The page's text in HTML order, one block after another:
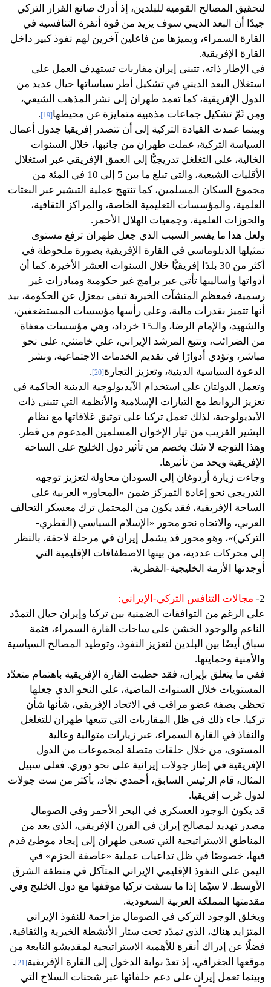
لتحقيق المصالح القومية للبلدين، إذ أدرك صانع القرار التركي
جيدًا أن البعد الديني سوف يزيد من قوة أنقرة التنافسية في
القارة السمراء، ويميزها من فاعلين آخرين لهم نفوذ كبير داخل
القارة الإفريقية.
في الإطار ذاته، تتبنى إيران مقاربات تستهدف العمل على
استغلال البعد الديني في تشكيل أطر سياساتها حيال عديد من
الدول الإفريقية، كما تعمد طهران إلى نشر المذهب الشيعي،
ومِن ثَمّ تشكيل جماعات مذهبية متمايزة عن محيطها [19]
.
وبينما عمدت القيادة التركية إلى أن تتصدر إفريقيا جدول أعمال
السياسة التركية، عملت طهران من جانبها، خلال السنوات
الخالية، على التغلغل تدريجيًّا إلى العمق الإفريقي عبر استغلال
الأقليات الشيعية، والتي تبلغ ما بين 5 إلى 10 في المئة من
مجموع السكان المسلمين، كما تنتهج عملية التبشير عبر البعثات
العلمية، والمؤسسات التعليمية الخاصة، والمراكز الثقافية،
والحوزات العلمية، وجمعيات الهلال الأحمر.
ولعل هذا ما يفسر السبب الذي جعل طهران ترفع مستوى
تمثيلها الدبلوماسي في القارة الإفريقية بصورة ملحوظة في
أكثر من 30 بلدًا إفريقيًّا خلال السنوات العشر الأخيرة. كما أن
أدواتها وأساليبها تأتي عبر برامج غير حكومية ومبادرات غير
رسمية، فمعظم المنشآت الخيرية تبقى بمعزل عن الحكومة، بيد
أنها تتميز بقدرات مالية، وعلى رأسها مؤسسات المستضعفين،
والشهيد، والإمام الرضا، والـ15 خرداد، وهي مؤسسات معفاة
من الضرائب، وتتبع المرشد الإيراني، علي خامنئي، على نحو
مباشر، وتؤدي أدوارًا في تقديم الخدمات الاجتماعية، ونشر
الدعوة السياسية الدينية، وتعزيز التجارة [20]
.
وتعمل الدولتان على استخدام الآيديولوجية الدينية الحاكمة في
تعزيز الروابط مع التيارات الإسلامية والأنظمة التي تتبنى ذات
الآيديولوجية، لذلك تعمل تركيا على توثيق عَلاقاتها مع نظام
البشير القريب من تيار الإخوان المسلمين المدعوم من قطر.
وهذا التوجه لا شك يخصم من تأثير دول الخليج على الساحة
الإفريقية ويحد من تأثيرها.
وجاءت زيارة أردوغان إلى السودان محاولة لتعزيز توجهه
التدريجي نحو إعادة التمركز ضمن «المحاور» العربية على
الساحة الإفريقية، فقد يكون من المحتمل ترك معسكر التحالف
العربي، والاتجاه نحو محور «الإسلام السياسي (القطري-
التركي)»، وهو محور قد يشمل إيران في مرحلة لاحقة، بالنظر
إلى محركات عددية، من بينها الاصطفافات الإقليمية التي
أوجدتها الأزمة الخليجية-القطرية.
2- مجالات التنافس التركي-الإيراني:
على الرغم من التوافقات الضمنية بين تركيا وإيران حيال التمدّد
الناعم والوجود الخشن على ساحات القارة السمراء، فثمة
سباق أيضًا بين البلدين لتعزيز النفوذ، وتوطيد المصالح السياسية
والأمنية وحمايتها.
ففي ما يتعلق بإيران، فقد حظيت القارة الإفريقية باهتمام متعدّد
المستويات خلال السنوات الماضية، على النحو الذي جعلها
تحظى بصفة عضو مراقب في الاتحاد الإفريقي، شأنها شأن
تركيا. جاء ذلك في ظل المقاربات التي تتبعها طهران للتغلغل
والنفاذ في القارة السمراء، عبر زيارات متوالية وعالية
المستوى، من خلال حلقات متصلة لمجموعات من الدول
الإفريقية في إطار جولات إيرانية على نحو دوري. فعلى سبيل
المثال، قام الرئيس السابق، أحمدي نجاد، بأكثر من ست جولات
لدول غرب إفريقيا.
قد يكون الوجود العسكري في البحر الأحمر وفي الصومال
مصدر تهديد لمصالح إيران في القرن الإفريقي، الذي يعد من
المناطق الاستراتيجية التي تسعى طهران إلى إيجاد موطئ قدم
فيها، خصوصًا في ظل تداعيات عملية «عاصفة الحزم» في
اليمن على النفوذ الإقليمي الإيراني المتآكل في منطقة الشرق
الأوسط. لا سيّما إذا ما نسقت تركيا موقفها مع دول الخليج وفي
مقدمتها المملكة العربية السعودية.
ويخلق الوجود التركي في الصومال مزاحمة للنفوذ الإيراني
المتزايد هناك، الذي تمدّد تحت ستار الأنشطة الخيرية والثقافية،
فضلًا عن إدراك أنقرة للأهمية الاستراتيجية لمقديشو النابعة من
موقعها الجغرافي، إذ تعدّ بوابة الدخول إلى القارة الإفريقية [21]
.
وبينما تعمل إيران على دعم حلفائها عبر شحنات السلاح التي